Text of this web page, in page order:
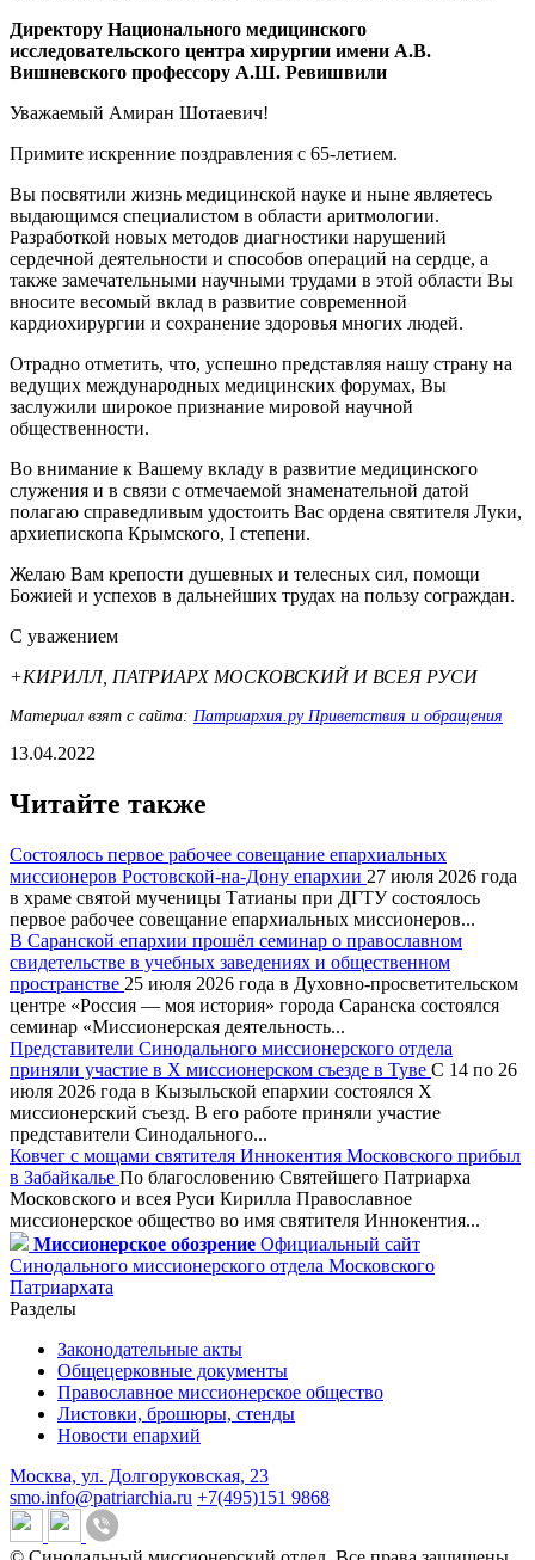
Директору Национального медицинского
исследовательского центра хирургии имени А.В.
Вишневского профессору А.Ш. Ревишвили
Уважаемый Амиран Шотаевич!
Примите искренние поздравления с 65-летием.
Вы посвятили жизнь медицинской науке и ныне являетесь
выдающимся специалистом в области аритмологии.
Разработкой новых методов диагностики нарушений
сердечной деятельности и способов операций на сердце, а
также замечательными научными трудами в этой области Вы
вносите весомый вклад в развитие современной
кардиохирургии и сохранение здоровья многих людей.
Отрадно отметить, что, успешно представляя нашу страну на
ведущих международных медицинских форумах, Вы
заслужили широкое признание мировой научной
общественности.
Во внимание к Вашему вкладу в развитие медицинского
служения и в связи с отмечаемой знаменательной датой
полагаю справедливым удостоить Вас ордена святителя Луки,
архиепископа Крымского, I степени.
Желаю Вам крепости душевных и телесных сил, помощи
Божией и успехов в дальнейших трудах на пользу сограждан.
С уважением
+КИРИЛЛ, ПАТРИАРХ МОСКОВСКИЙ И ВСЕЯ РУСИ
Материал взят с сайта: Патриархия.ру Приветствия и обращения
13.04.2022
Читайте также
Состоялось первое рабочее совещание епархиальных
миссионеров Ростовской-на-Дону епархии 27 июля 2026 года
в храме святой мученицы Татианы при ДГТУ состоялось
первое рабочее совещание епархиальных миссионеров...
В Саранской епархии прошёл семинар о православном
свидетельстве в учебных заведениях и общественном
пространстве 25 июля 2026 года в Духовно-просветительском
центре «Россия — моя история» города Саранска состоялся
семинар «Миссионерская деятельность...
Представители Синодального миссионерского отдела
приняли участие в X миссионерском съезде в Туве С 14 по 26
июля 2026 года в Кызыльской епархии состоялся X
миссионерский съезд. В его работе приняли участие
представители Синодального...
Ковчег с мощами святителя Иннокентия Московского прибыл
в Забайкалье По благословению Святейшего Патриарха
Московского и всея Руси Кирилла Православное
миссионерское общество во имя святителя Иннокентия...
Миссионерское обозрение Официальный сайт
Синодального миссионерского отдела Московского
Патриархата
Разделы
Законодательные акты
Общецерковные документы
Православное миссионерское общество
Листовки, брошюры, стенды
Новости епархий
Москва, ул. Долгоруковская, 23
smo.info@patriarchia.ru +7(495)151 9868